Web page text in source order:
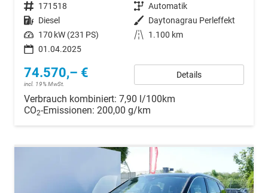
Fahrzeugnr. 171518 Getriebe Automatik
Kraftstoff Diesel Außenfarbe Daytonagrau Perleffekt
Leistung 170 kW (231 PS) Kilometerstand
1.100 km
01.04.2025
74.570,– €
incl. 19% MwSt.
Details
Verbrauch kombiniert: 7,90 l/100km
CO2-Emissionen: 200,00 g/km